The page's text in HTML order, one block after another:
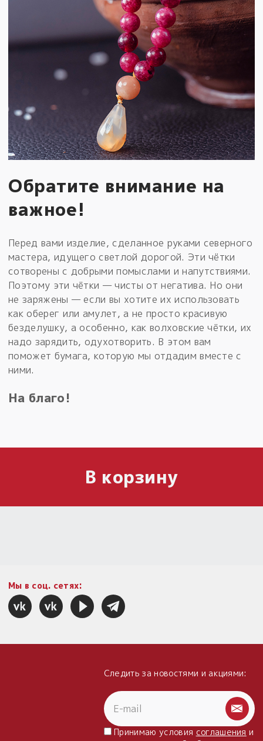
Обратите внимание на
важное!
Перед вами изделие, сделанное руками северного
мастера, идущего светлой дорогой. Эти чётки
сотворены с добрыми помыслами и напутствиями.
Поэтому эти чётки — чисты от негатива. Но они
не заряжены — если вы хотите их использовать
как оберег или амулет, а не просто красивую
безделушку, а особенно, как волховские чётки, их
надо зарядить, одухотворить. В этом вам
поможет бумага, которую мы отдадим вместе с
ними.
На благо!
В корзину
Мы в соц. сетях:
Следить за новостями и акциями:
Принимаю условия соглашения и